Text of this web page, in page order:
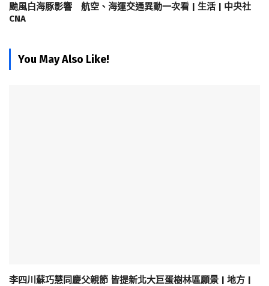
颱風白海豚影響 航空、海運交通異動一次看 | 生活 | 中央社
CNA
You May Also Like!
李四川蘇巧慧同慶父親節 皆提新北大巨蛋樹林區願景 | 地方 |